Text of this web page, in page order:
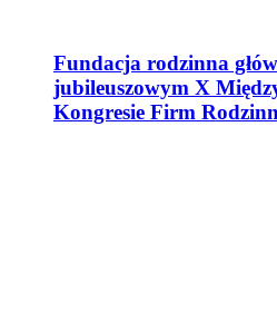
Fundacja rodzinna
jubileuszowym X
Kongresie Firm